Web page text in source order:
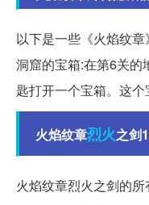
以下是一些《火焰纹
洞窟的宝箱:在第6关的
匙打开一个宝箱。这个
火焰纹章烈火之剑
火焰纹章烈火之剑的